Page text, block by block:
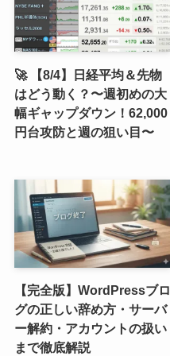
🚀 【8/4】日経平均＆先物
はどう動く？〜週初めの大
幅ギャップダウン！62,000
円台攻防と週の狙い目〜
【完全版】WordPressブロ
グの正しい辞め方・サーバ
ー解約・アカウントの扱い
まで徹底解説